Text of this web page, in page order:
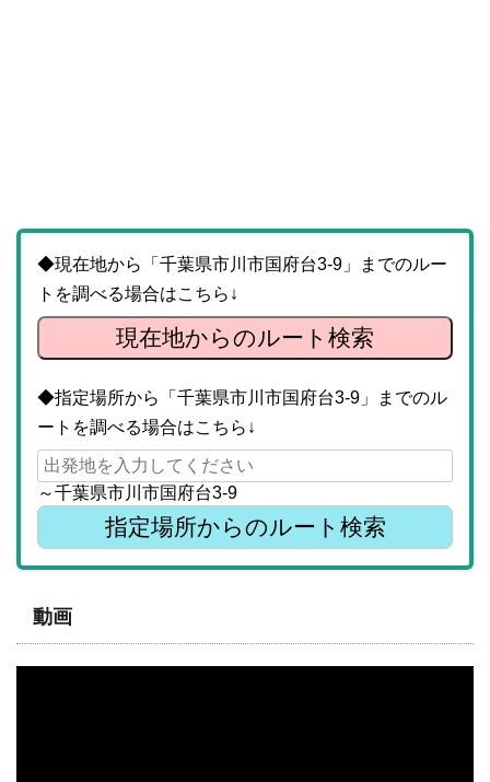
◆現在地から「千葉県市川市国府台3-9」までのルー
トを調べる場合はこちら↓
現在地からのルート検索
◆指定場所から「千葉県市川市国府台3-9」までのル
ートを調べる場合はこちら↓
～千葉県市川市国府台3-9
動画